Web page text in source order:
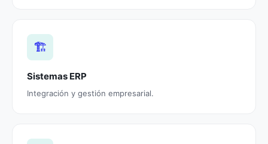
🏗️
Sistemas ERP
Integración y gestión empresarial.